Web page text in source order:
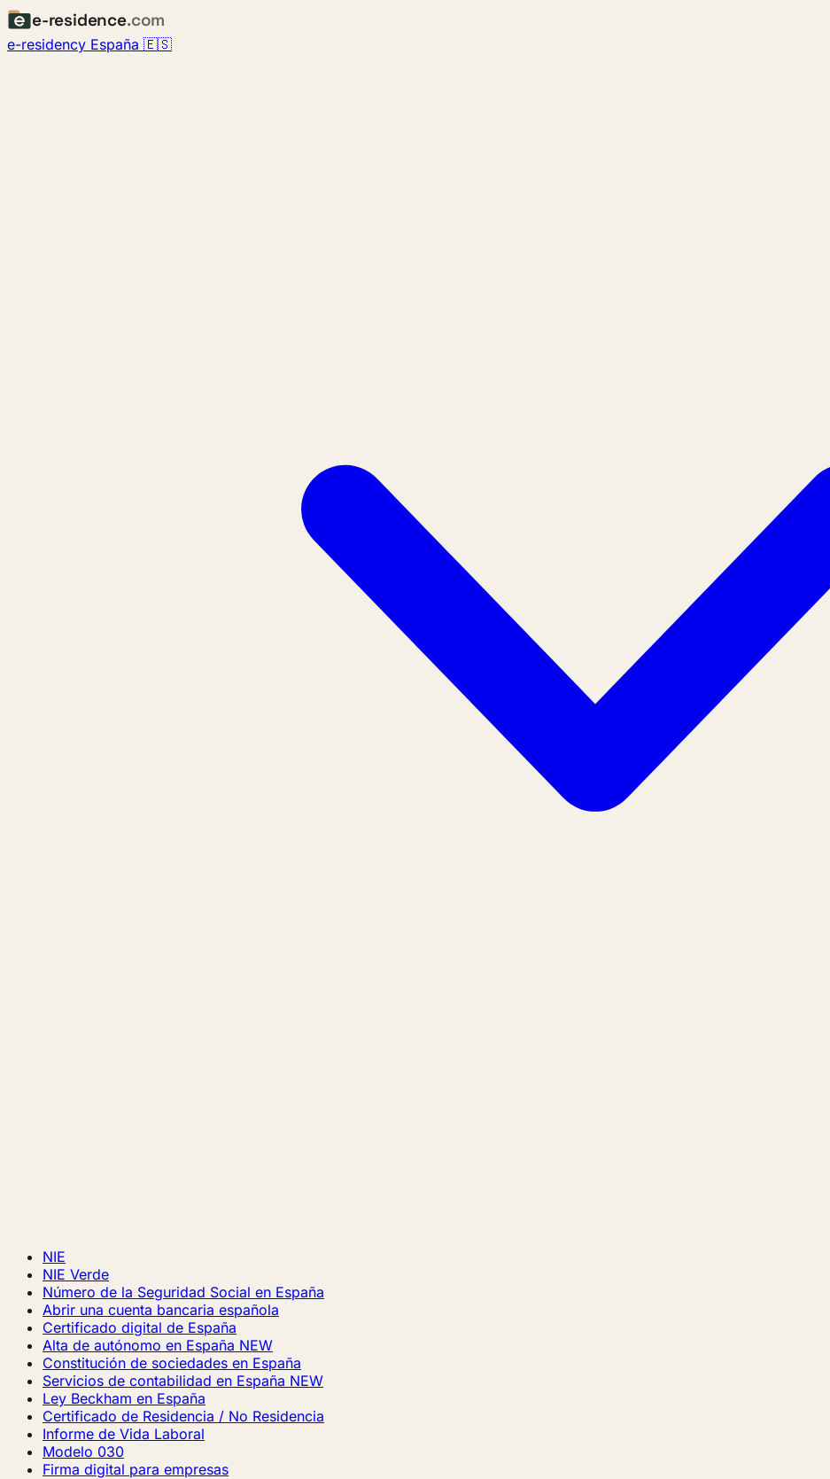
e-residence.com
e-residency España 🇪🇸
NIE
NIE Verde
Número de la Seguridad Social en España
Abrir una cuenta bancaria española
Certificado digital de España
Alta de autónomo en España NEW
Constitución de sociedades en España
Servicios de contabilidad en España NEW
Ley Beckham en España
Certificado de Residencia / No Residencia
Informe de Vida Laboral
Modelo 030
Firma digital para empresas